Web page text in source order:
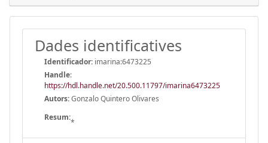
Dades identificatives
Identificador: imarina:6473225
Handle:
https://hdl.handle.net/20.500.11797/imarina6473225
Autors:Gonzalo Quintero Olivares
Resum:
*